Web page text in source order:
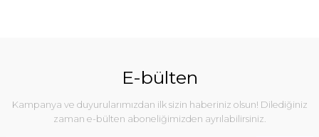
E-bülten
Kampanya ve duyurularımızdan ilk sizin haberiniz olsun! Dilediğiniz
zaman e-bülten aboneliğimizden ayrılabilirsiniz.